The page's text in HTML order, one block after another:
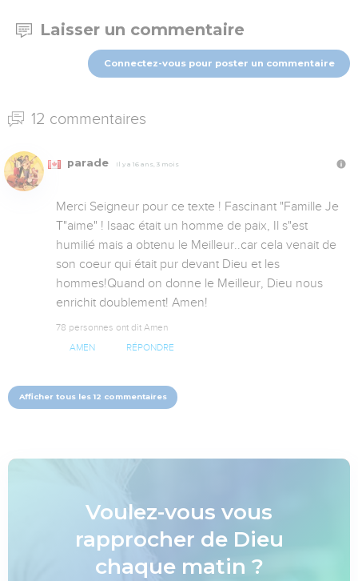
Laisser un commentaire
Connectez-vous pour poster un commentaire
12 commentaires
parade Il y a 16 ans, 3 mois
Merci Seigneur pour ce texte ! Fascinant "Famille Je
T"aime" ! Isaac était un homme de paix, Il s"est
humilié mais a obtenu le Meilleur..car cela venait de
son coeur qui était pur devant Dieu et les
hommes!Quand on donne le Meilleur, Dieu nous
enrichit doublement! Amen!
78 personnes ont dit Amen
AMEN RÉPONDRE
Afficher tous les 12 commentaires
Voulez-vous vous
rapprocher de Dieu
chaque matin ?